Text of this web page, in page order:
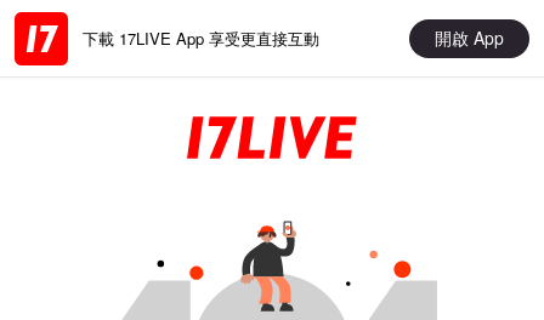
下載 17LIVE App 享受更直接互動 開啟 App